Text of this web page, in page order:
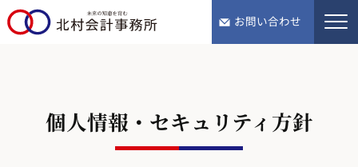
tel.076-243-5568
お問い合わせ
個人情報・セキュリティ方針